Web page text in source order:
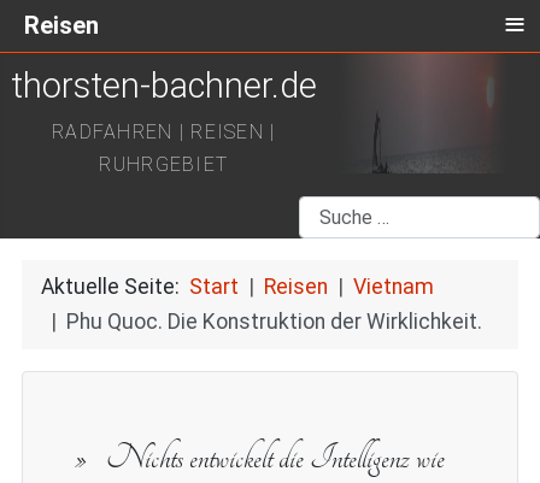
thorsten-bachner.de
RADFAHREN | REISEN |
RUHRGEBIET
Suchen
Aktuelle Seite: Start Reisen
Vietnam
Phu Quoc. Die Konstruktion der Wirklichkeit.
Nichts entwickelt die Intelligenz wie
Reisen ≡